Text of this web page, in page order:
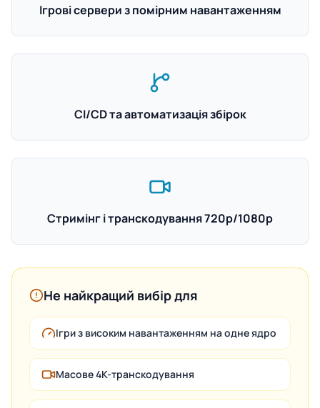
Ігрові сервери з помірним навантаженням
CI/CD та автоматизація збірок
Стримінг і транскодування 720p/1080p
Не найкращий вибір для
Ігри з високим навантаженням на одне ядро
Масове 4K-транскодування